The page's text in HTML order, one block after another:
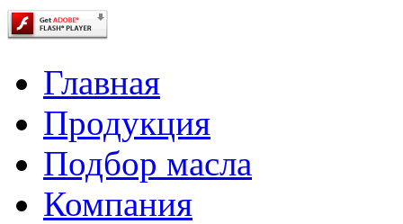
Главная
Продукция
Подбор масла
Компания